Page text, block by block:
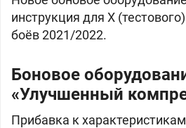
инструкция для X
боёв 2021/2022.
Боновое
«Улучшенный
Прибавка к